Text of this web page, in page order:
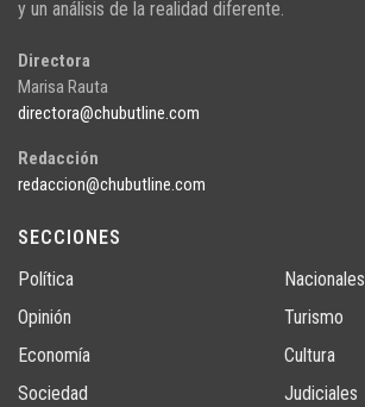
y un análisis de la realidad diferente.
Directora
Marisa Rauta
directora@chubutline.com
Redacción
redaccion@chubutline.com
SECCIONES
Política
Opinión
Economía
Sociedad
Nacionales
Turismo
Cultura
Judiciales